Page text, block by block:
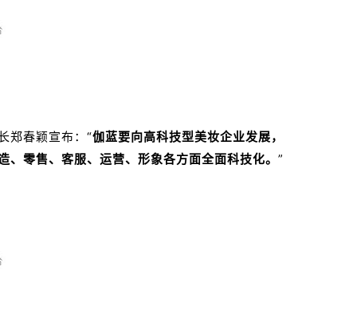
春颖宣布： “伽蓝要向高科技型美妆企业发展，
零售、客服、运营、形象各方面全面科技化。 ”